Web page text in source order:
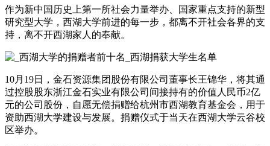
作为新中国历史上第一所社会力量举办、国家重点支持的新型
研究型大学，西湖大学前进的每一步，都离不开社会各界的支
持，离不开西湖家人的奉献。
10月19日，金石资源集团股份有限公司董事长王锦华，将其通
过控股股东浙江金石实业有限公司间接持有的价值人民币2亿
元的公司股份，自愿无偿捐赠给杭州市西湖教育基金会，用于
资助西湖大学建设与发展。捐赠仪式于当天在西湖大学云谷校
区举办。